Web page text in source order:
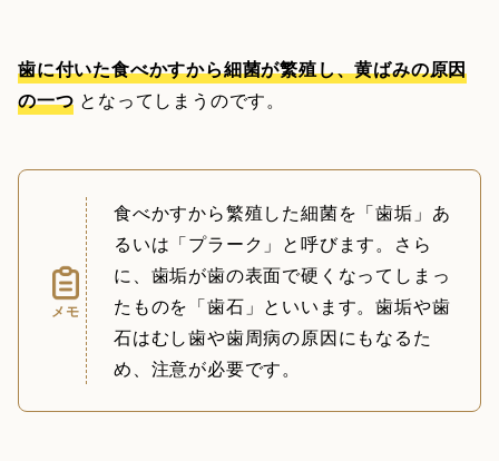
歯に付いた食べかすから細菌が繁殖し、黄ばみの原因
の一つ となってしまうのです。
メモ
食べかすから繁殖した細菌を「歯垢」あ
るいは「プラーク」と呼びます。さら
に、歯垢が歯の表面で硬くなってしまっ
たものを「歯石」といいます。歯垢や歯
石はむし歯や歯周病の原因にもなるた
め、注意が必要です。